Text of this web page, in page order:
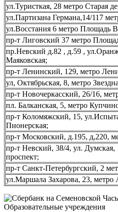
ул.Туристкая, 28 метро Старая
ул.Партизана Германа,14/117
ул.Восстания 6 метро Площадь
пр-т Лиговский 37 метро
пр.Невский д.82 , д.59 ,
Маяковская;
пр-т Ленинский, 129, метро
ул, Октябрьская, 8, метро
пр-т Новочеркасский, 26/16,
пл. Балканская, 5, метро
пр-т Коломяжский, 15,
Пионерская;
пр-т Московский, д.195, д,220,
пр-т Невский, 38/4, ул. Думская,
проспект;
пр-т Санкт-Петербургский, 2
ул.Маршала Захарова, 23, метро